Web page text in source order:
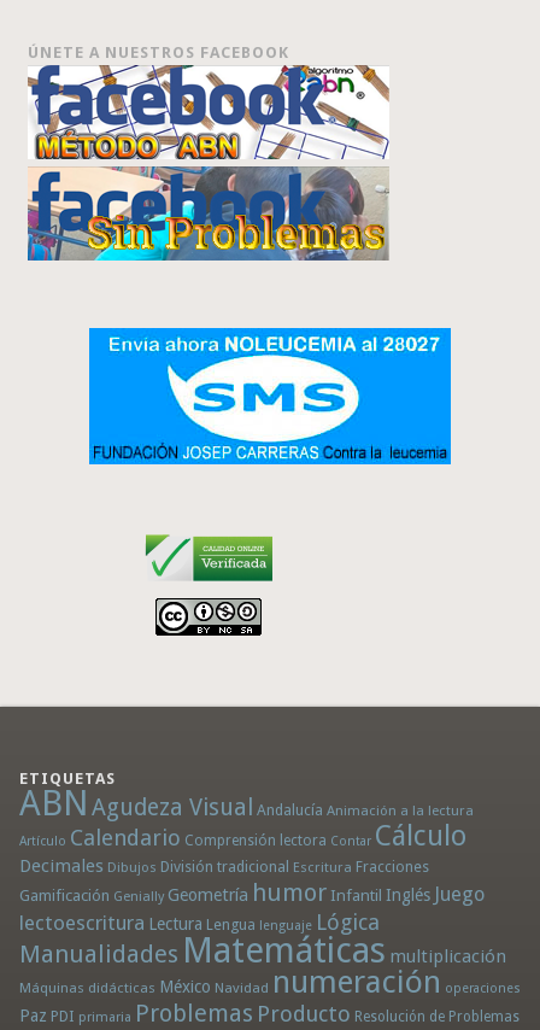
ÚNETE A NUESTROS FACEBOOK
ETIQUETAS
ABN Agudeza Visual Andalucía Animación a la lectura
Artículo Calendario Comprensión lectora Contar Cálculo
Decimales Dibujos División tradicional Escritura Fracciones
Gamificación Genially Geometría humor Infantil Inglés Juego
lectoescritura Lectura Lengua lenguaje Lógica
Manualidades Matemáticas multiplicación
Máquinas didácticas México Navidad numeración operaciones
Paz PDI primaria Problemas Producto Resolución de Problemas